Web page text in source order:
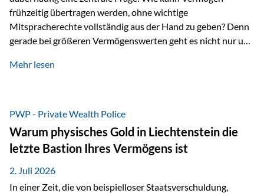
frühzeitig übertragen werden, ohne wichtige
Mitspracherechte vollständig aus der Hand zu geben? Denn
gerade bei größeren Vermögenswerten geht es nicht nur um
sicherzustellen, dass das Vermögen langfristig erhalten
folgende Situation vor: Ein Vater schenkt seiner Tochter
einen Teil seines Vermögens. Einige Jahre später möchte die
Tochter das Geld kurzfristig verwenden, um…
Mehr lesen
PWP - Private Wealth Police
Warum physisches Gold in Liechtenstein die
letzte Bastion Ihres Vermögens ist
2. Juli 2026
In einer Zeit, die von beispielloser Staatsverschuldung,